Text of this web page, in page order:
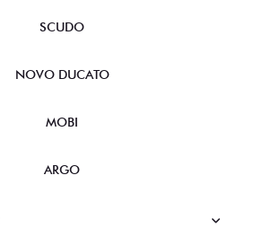
SCUDO
NOVO DUCATO
MOBI
ARGO